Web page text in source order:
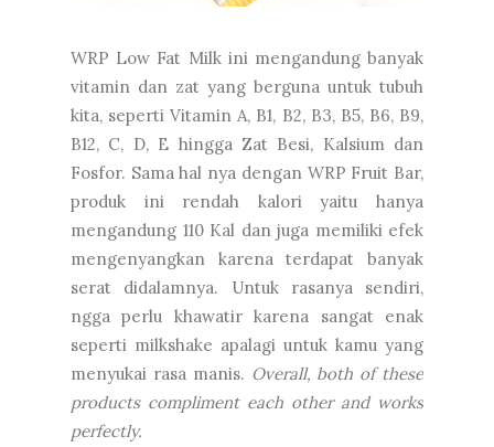
WRP Low Fat Milk ini mengandung banyak
vitamin dan zat yang berguna untuk tubuh
kita, seperti Vitamin A, B1, B2, B3, B5, B6, B9,
B12, C, D, E hingga Zat Besi, Kalsium dan
Fosfor. Sama hal nya dengan WRP Fruit Bar,
produk ini rendah kalori yaitu hanya
mengandung 110 Kal dan juga memiliki efek
mengenyangkan karena terdapat banyak
serat didalamnya. Untuk rasanya sendiri,
ngga perlu khawatir karena sangat enak
seperti milkshake apalagi untuk kamu yang
menyukai rasa manis. Overall, both of these
products compliment each other and works
perfectly.